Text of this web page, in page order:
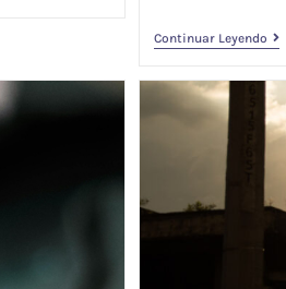
Continuar Leyendo